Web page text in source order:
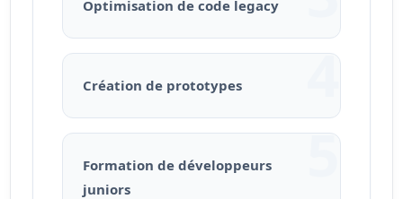
Optimisation de code legacy
4
Création de prototypes
5
Formation de développeurs
juniors